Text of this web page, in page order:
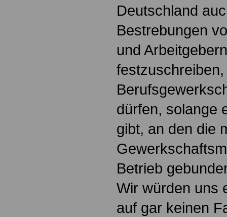
Deutschland
Bestrebungen
und
dürfen, solange
gibt, an den die
Betrieb
Wir würden uns
auf gar keinen